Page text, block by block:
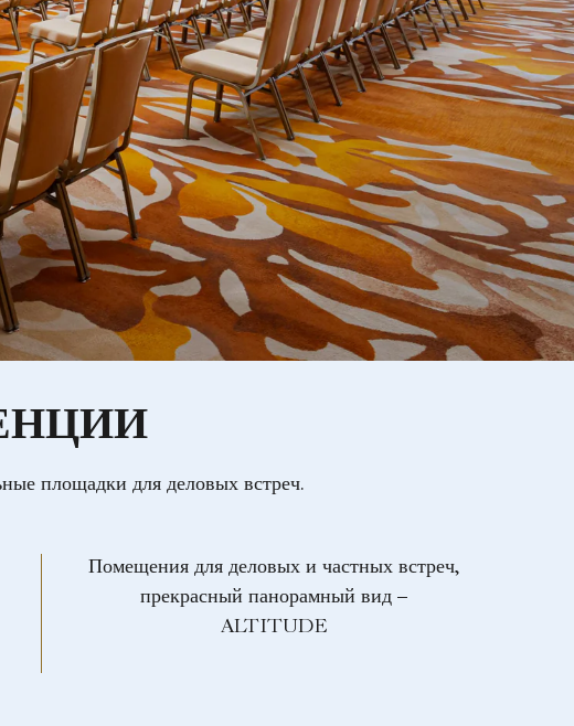
площадки для деловых встреч.
Помещения для деловых и частных встреч,
прекрасный панорамный вид –
ALTITUDE